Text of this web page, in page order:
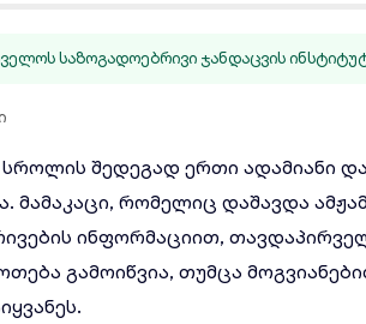
საზოგადოებრივი ჯანდაცვის
სროლის შედეგად ერთი ადამიანი
მამაკაცი, რომელიც დაშავდა
ინფორმაციით,
გამოიწვია, თუმცა